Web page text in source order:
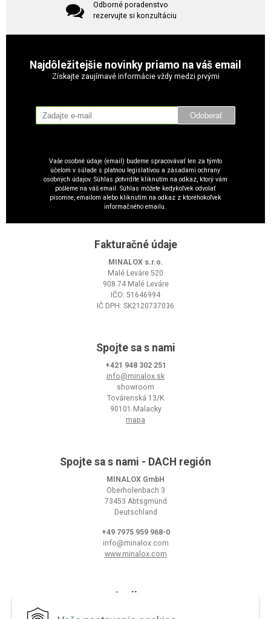
Odborné poradenstvo
rezervujte si konzultáciu
Najdôležitejšie novinky priamo na váš email
Získajte zaujímavé informácie vždy medzi prvými
Odoberať
Vaše osobné údaje (email) budeme spracovávať len za týmto
účelom v súlade s platnou legislatívou a zásadami ochrany
osobných údajov. Súhlas potvrdíte kliknutím na odkaz, ktorý vám
pošleme na váš email. Súhlas môžete kedykoľvek odvolať
písomne, emailom alebo kliknutím na odkaz z ktoréhokoľvek
informačného emailu.
Fakturačné údaje
MINALOX s.r.o.
Malé Leváre 520
908 74 Malé Leváre
IČO: 51646994
IČ DPH: SK2120737036
Spojte sa s nami
+421 948 302 251
info@minalox.sk
showroom
Továrenská 13/K
90101 Malacky
mapa
Spojte sa s nami - DACH región
MINALOX GmbH
Oberholenbach 3
73453 Abtsgmünd
Deutschland
+49 7975 959 968-0
info@minalox.com
www.minalox.com
O nákupe